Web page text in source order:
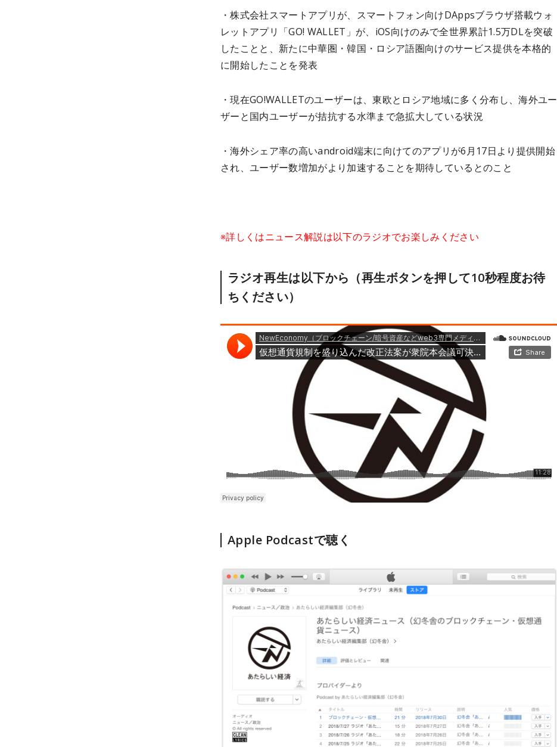
・株式会社スマートアプリが、スマートフォン向けDAppsブラウザ搭載ウォ
レットアプリ「GO! WALLET」が、iOS向けのみで全世界累計1.5万DLを突破
したことと、新たに中華圏・韓国・ロシア語圏向けのサービス提供を本格的
に開始したことを発表
・現在GO!WALLETのユーザーは、東欧とロシア地域に多く分布し、海外ユー
ザーと国内ユーザーが拮抗する水準まで急拡大している状況
・海外シェア率の高いandroid端末に向けてのアプリが6月17日より提供開始
され、ユーザー数増加がより加速することを期待しているとのこと
※詳しくはニュース解説は以下のラジオでお楽しみください
ラジオ再生は以下から（再生ボタンを押して10秒程度お待
ちください）
Apple Podcastで聴く